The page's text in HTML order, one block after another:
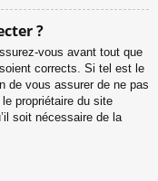
?
vous avant tout que
corrects. Si tel est le
de vous assurer de ne pas
propriétaire du site
soit nécessaire de la